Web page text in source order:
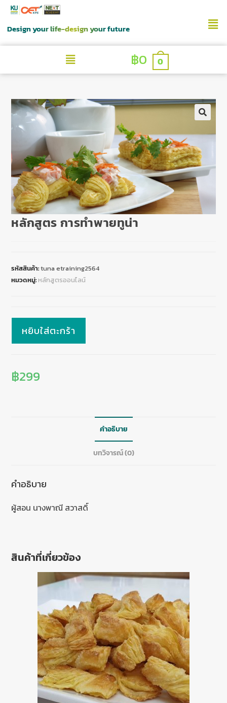
Design your life-design your future
฿0 0
หลักสูตร การทำพายทูน่า
รหัสสินค้า:tuna etraining2564
หมวดหมู่: หลักสูตรออนไลน์
หยิบใส่ตะกร้า
฿299
คำอธิบาย
บทวิจารณ์ (0)
คำอธิบาย
ผู้สอน นางพาณี สวาสดิ์
สินค้าที่เกี่ยวข้อง